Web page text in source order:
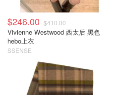
$246.00 $410.00
Vivienne Westwood 西太后 黑色
hebo上衣
SSENSE